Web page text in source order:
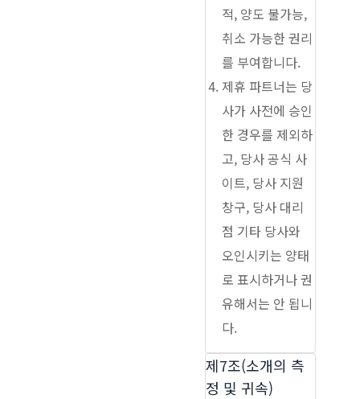
적, 양도 불가능,
취소 가능한 권리
를 부여합니다.
제휴 파트너는 당
사가 사전에 승인
한 경우를 제외하
고, 당사 공식 사
이트, 당사 지원
창구, 당사 대리
점 기타 당사와
오인시키는 양태
로 표시하거나 권
유해서는 안 됩니
다.
제7조(소개의 측
정 및 귀속)